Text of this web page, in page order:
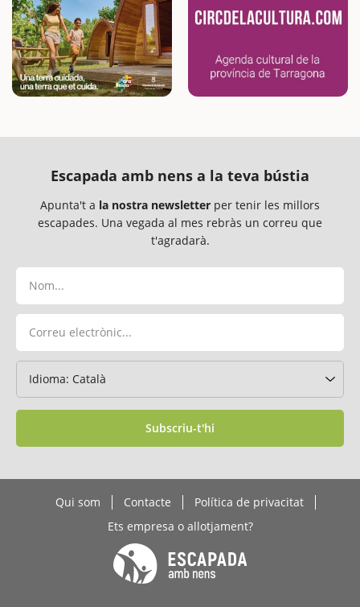
Escapada amb nens a la teva bústia
Apunta't a la nostra newsletter per tenir les millors
escapades. Una vegada al mes rebràs un correu que
t'agradarà.
Subscriu-t'hi
Qui som Contacte
Política de privacitat
Ets empresa o allotjament?